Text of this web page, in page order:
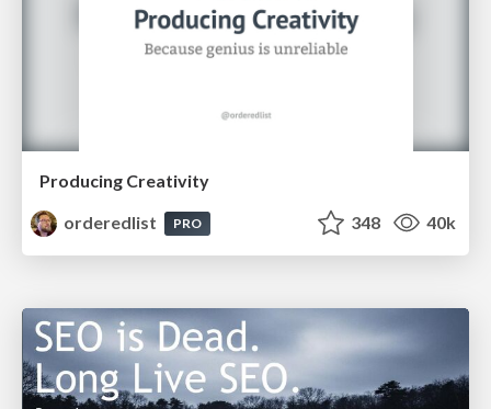
Producing Creativity
orderedlist
PRO 348 40k